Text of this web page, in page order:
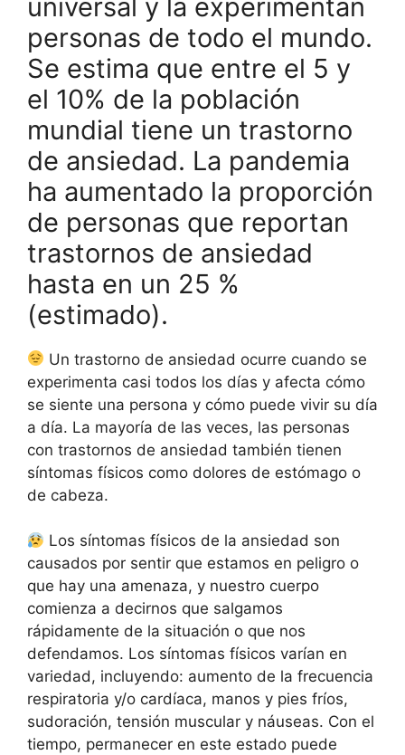
universal y la experimentan
personas de todo el mundo.
Se estima que entre el 5 y
el 10% de la población
mundial tiene un trastorno
de ansiedad. La pandemia
ha aumentado la proporción
de personas que reportan
trastornos de ansiedad
hasta en un 25 %
(estimado).
Un trastorno de ansiedad ocurre cuando se
experimenta casi todos los días y afecta cómo
se siente una persona y cómo puede vivir su día
a día. La mayoría de las veces, las personas
con trastornos de ansiedad también tienen
síntomas físicos como dolores de estómago o
de cabeza.
Los síntomas físicos de la ansiedad son
causados ​​por sentir que estamos en peligro o
que hay una amenaza, y nuestro cuerpo
comienza a decirnos que salgamos
rápidamente de la situación o que nos
defendamos. Los síntomas físicos varían en
variedad, incluyendo: aumento de la frecuencia
respiratoria y/o cardíaca, manos y pies fríos,
sudoración, tensión muscular y náuseas. Con el
tiempo, permanecer en este estado puede